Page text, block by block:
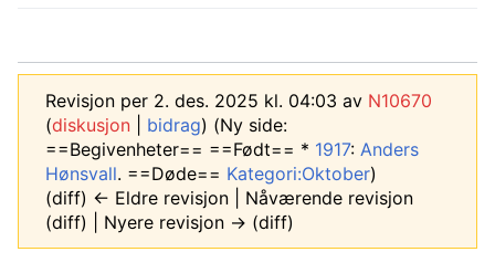
Revisjon per 2. des. 2025 kl. 04:03 av N10670
(diskusjon bidrag) (Ny side:
==Begivenheter== ==Født== * 1917: Anders
Hønsvall. ==Døde== Kategori:Oktober)
(diff) ← Eldre revisjon | Nåværende revisjon
(diff) | Nyere revisjon → (diff)